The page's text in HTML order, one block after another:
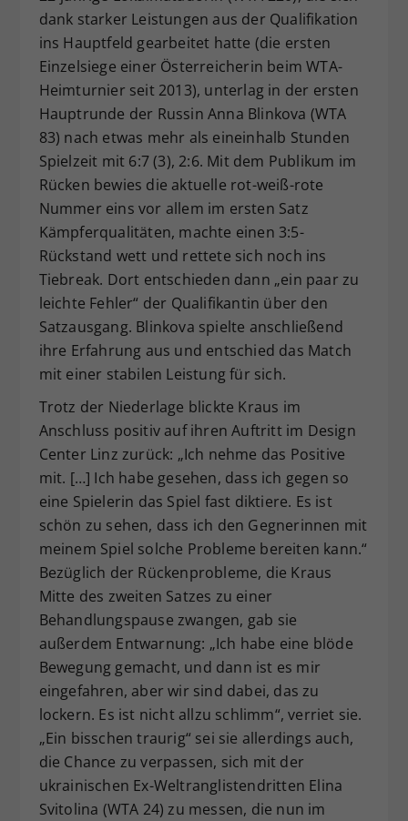
dank starker Leistungen aus der Qualifikation
ins Hauptfeld gearbeitet hatte (die ersten
Einzelsiege einer Österreicherin beim WTA-
Heimturnier seit 2013), unterlag in der ersten
Hauptrunde der Russin Anna Blinkova (WTA
83) nach etwas mehr als eineinhalb Stunden
Spielzeit mit 6:7 (3), 2:6. Mit dem Publikum im
Rücken bewies die aktuelle rot-weiß-rote
Nummer eins vor allem im ersten Satz
Kämpferqualitäten, machte einen 3:5-
Rückstand wett und rettete sich noch ins
Tiebreak. Dort entschieden dann „ein paar zu
leichte Fehler“ der Qualifikantin über den
Satzausgang. Blinkova spielte anschließend
ihre Erfahrung aus und entschied das Match
mit einer stabilen Leistung für sich.
Trotz der Niederlage blickte Kraus im
Anschluss positiv auf ihren Auftritt im Design
Center Linz zurück: „Ich nehme das Positive
mit. […] Ich habe gesehen, dass ich gegen so
eine Spielerin das Spiel fast diktiere. Es ist
schön zu sehen, dass ich den Gegnerinnen mit
meinem Spiel solche Probleme bereiten kann.“
Bezüglich der Rückenprobleme, die Kraus
Mitte des zweiten Satzes zu einer
Behandlungspause zwangen, gab sie
außerdem Entwarnung: „Ich habe eine blöde
Bewegung gemacht, und dann ist es mir
eingefahren, aber wir sind dabei, das zu
lockern. Es ist nicht allzu schlimm“, verriet sie.
„Ein bisschen traurig“ sei sie allerdings auch,
die Chance zu verpassen, sich mit der
ukrainischen Ex-Weltranglistendritten Elina
Svitolina (WTA 24) zu messen, die nun im
Zweck
Dieser Wert speichert Ihre Consent-
Einstellungen. Unter anderem eine
zufällig generierte ID, für die
historische Speicherung Ihrer
vorgenommen Einstellungen, falls der
Webseiten-Betreiber dies eingestellt
hat.